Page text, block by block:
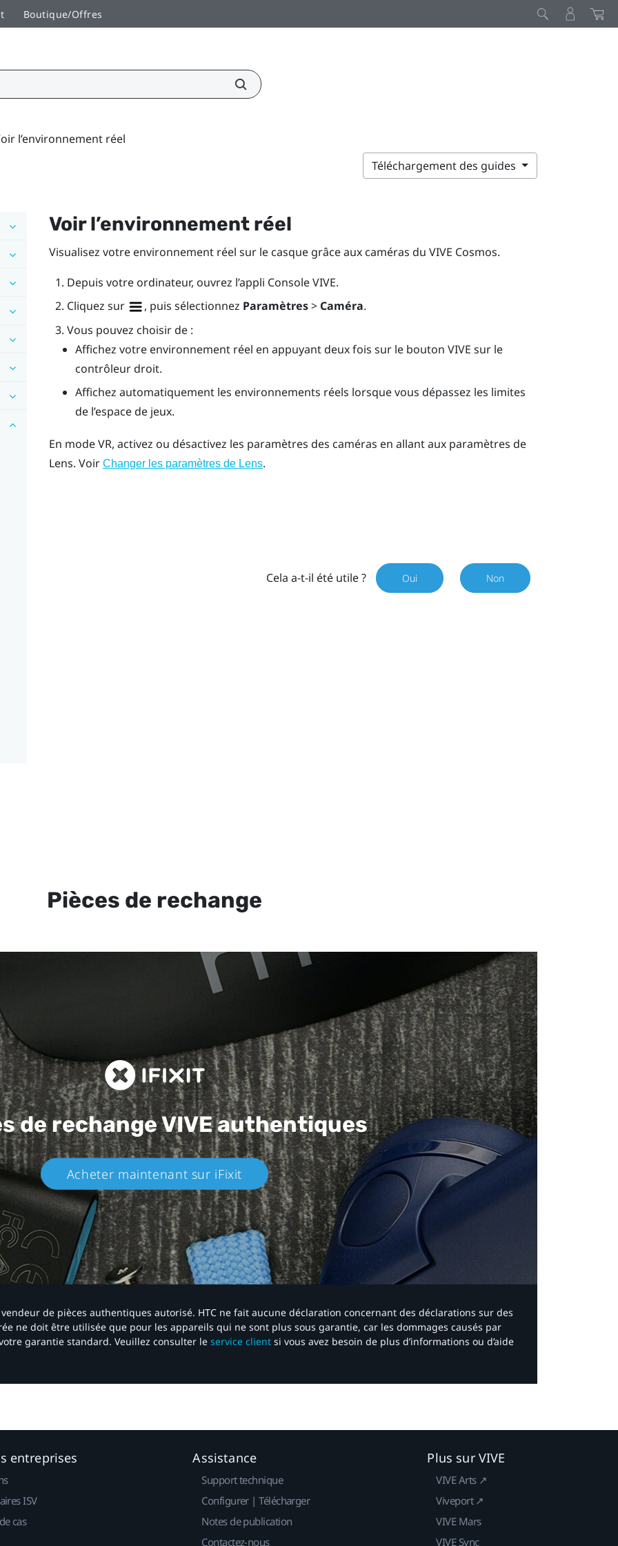
Boutique/Offres
l’environnement réel
Téléchargement des guides
Voir l’environnement réel
Visualisez votre environnement réel sur le casque grâce aux caméras du VIVE Cosmos.
Depuis votre ordinateur, ouvrez l’appli Console VIVE.
Cliquez sur
, puis sélectionnez Paramètres> Caméra.
Vous pouvez choisir de :
Affichez votre environnement réel en appuyant deux fois sur le boutonVIVE sur le
contrôleur droit.
Affichez automatiquement les environnements réels lorsque vous dépassez les limites
de l’espace de jeux.
En mode VR, activez ou désactivez les paramètres des caméras en allant aux paramètres de
Lens. Voir Changer les paramètres de Lens.
Cela a-t-il été utile ? Oui Non
Pièces de rechange
de rechangeVIVE authentiques​
Acheter maintenant sur iFixit​
de pièces authentiques autorisé. HTC ne fait aucune déclaration concernant des déclarations sur des
ne doit être utilisée que pour les appareils qui ne sont plus sous garantie, car les dommages causés par
garantie standard. Veuillez consulter le service client si vous avez besoin de plus d’informations ou d’aide
entreprises
ISV
cas
Assistance
Support technique
Configurer | Télécharger
Notes de publication
Contactez-nous
Plus sur VIVE
VIVE Arts ↗
Viveport ↗
VIVE Mars
VIVE Sync